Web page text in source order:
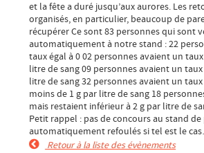
et la fête a duré jusqu’aux aurores. Les
organisés, en particulier, beaucoup de
récupérer Ce sont 83 personnes qui sont
automatiquement à notre stand : 22
taux égal à 0 02 personnes avaient un
litre de sang 09 personnes avaient un
litre de sang 32 personnes avaient un
moins de 1 g par litre de sang 18
mais restaient inférieur à 2 g par litre de
Petit rappel : pas de concours au stand
automatiquement refoulés si tel est le
Retour à la liste des évènements